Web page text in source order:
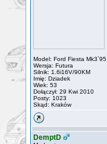
Model: Ford Fiesta Mk3`95
Wersja: Futura
Silnik: 1.6i16V/90KM
Imię: Dziadek
Wiek: 53
Dołączył: 29 Kwi 2010
Posty: 1023
Skąd: Kraków
DemptD